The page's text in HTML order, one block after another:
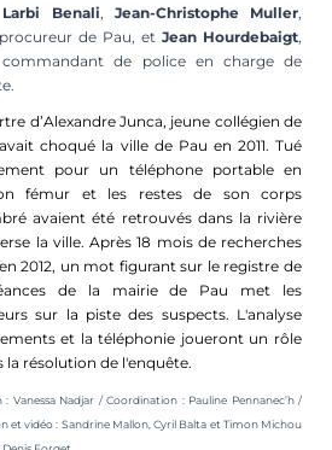
Larbi Benali, Jean-Christophe Muller,
de Pau, et Jean Hourdebaigt,
de police en charge de
d’Alexandre Junca, jeune collégien de
choqué la ville de Pau en 2011. Tué
pour un téléphone portable en
fémur et les restes de son corps
avaient été retrouvés dans la rivière
la ville. Après 18 mois de recherches
2012, un mot figurant sur le registre de
de la mairie de Pau met les
sur la piste des suspects. L'analyse
et la téléphonie joueront un rôle
la résolution de l'enquête.
: Vanessa Nadjar / Coordination : Pauline Pennanec’h /
et vidéo : Sandrine Mallon,Cyril Balta et Timon Michou